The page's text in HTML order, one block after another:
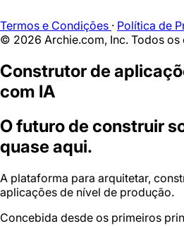
Termos e Condições · Política de
© 2026 Archie.com, Inc. Todos
Construtor de
com IA
O futuro de construir
quase aqui.
A plataforma para arquitetar,
aplicações de nível de produção.
Concebida desde os primeiros